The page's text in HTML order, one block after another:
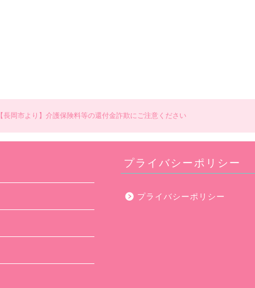
【長岡市より】介護保険料等の還付金詐欺にご注意ください
プライバシーポリシー
プライバシーポリシー